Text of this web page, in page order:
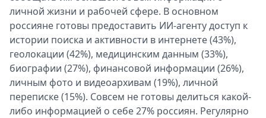
личной жизни и рабочей сфере. В основном
россияне готовы предоставить ИИ-агенту доступ к
истории поиска и активности в интернете (43%),
геолокации (42%), медицинским данным (33%),
биографии (27%), финансовой информации (26%),
личным фото и видеоархивам (19%), личной
переписке (15%). Совсем не готовы делиться какой-
либо информацией о себе 27% россиян. Регулярно